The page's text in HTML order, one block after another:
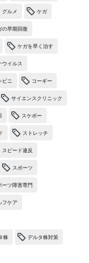
グルメ ケガ
の早期回復
ケガを早く治す
ウイルス
ビニ コーギー
サイエンスクリニック
スケボー
ストレッチ
スピード違反
スポーツ
ーツ障害専門
フケア
株 デルタ株対策